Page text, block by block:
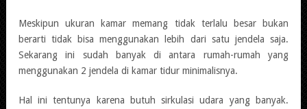
Meskipun ukuran kamar memang tidak terlalu besar bukan
berarti tidak bisa menggunakan lebih dari satu jendela saja.
Sekarang ini sudah banyak di antara rumah-rumah yang
menggunakan 2 jendela di kamar tidur minimalisnya.
Hal ini tentunya karena butuh sirkulasi udara yang banyak.